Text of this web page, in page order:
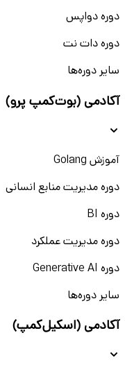
دوره دواپس
دوره دات نت
سایر دوره‌ها
آکادمی (بوت‌کمپ پرو)
آموزش Golang
دوره مدیریت منابع انسانی
دوره BI
دوره مدیریت عملکرد
دوره Generative AI
سایر دوره‌ها
آکادمی (اسکیل‌کمپ)